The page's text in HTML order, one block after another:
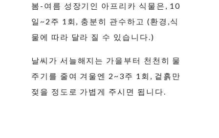
봄-여름 성장기인 아프리카 식물은, 10
일~2주 1회, 충분히 관수하고 (환경,식
물에 따라 달라 질 수 있습니다.)
날씨가 서늘해지는 가을부터 천천히 물
주기를 줄여 겨울엔 2~3주 1회, 겉흙만
젖을 정도로 가볍게 주시면 됩니다.